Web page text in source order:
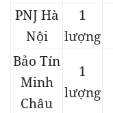
PNJ Hà
Nội
1
lượng
Bảo Tín
Minh
Châu
1
lượng